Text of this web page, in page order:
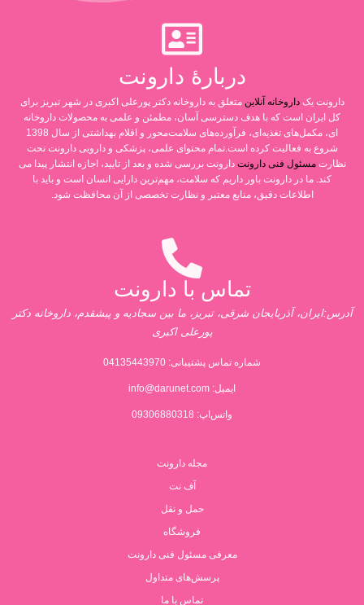
دربارۀ دارونت
دارونت یکداروخانه آنلاین متعلق به داروخانه دکتر پورعلی اکبری در شهر تبریز برای
کل ایران است که با هدف دسترسی آسان، مطمئن و علمی به محصولات داروخانه
ای، مکمل‌های تغذیه‌ای، فرآورده‌های سلامت‌محور و اقلام بهداشتی از سال 1398
شروع به فعالیت کرده است.تمام محتوای علمی، پزشکی و دارویی دارونت تحت
نظارتمسئول فنی دارونت دارونت بررسی شده و بعد از تایید، اجازه انتشار پیدا می
کند. ما در دارونت باور داریم که سلامت، مهم‌ترین دارایی انسان است و باید با
اطلاعات دقیق، منابع معتبر و نظارت تخصصی از آن محافظت شود.
تماس با دارونت
آدرس:ایران، آذربایجان شرقی، تبریز، ما بین سجادیه و پیشقدم، داروخانه دکتر
پورعلی اکبری
شماره تماس پشتیبانی: 04135443970
ایمیل: info@darunet.com
واتس‌اپ: 09306880318
مجله دارونت
آف نت
حمل و نقل
فروشگاه
معرفی مسئول فنی دارونت
پرسش‌های متداول
تماس با ما